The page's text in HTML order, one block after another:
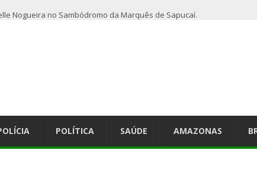
Nogueira no Sambódromo da Marquês de Sapucaí.
POLÍTICA SAÚDE AMAZONAS